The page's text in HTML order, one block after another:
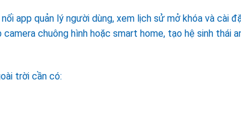
app quản lý người dùng, xem lịch sử mở khóa và cài
chuông hình hoặc smart home, tạo hệ sinh thái
trời cần có: